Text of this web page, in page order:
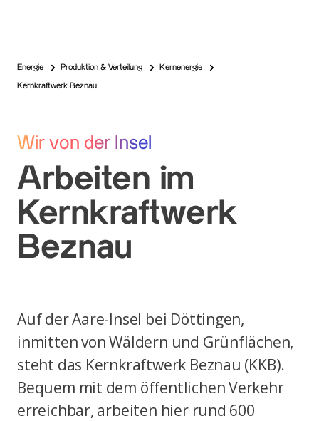
Energie Produktion & Verteilung Kernenergie
Kernkraftwerk Beznau
Wir von der Insel
Arbeiten im
Kernkraftwerk
Beznau
Auf der Aare-Insel bei Döttingen,
inmitten von Wäldern und Grünflächen,
steht das Kernkraftwerk Beznau (KKB).
Bequem mit dem öffentlichen Verkehr
erreichbar, arbeiten hier rund 600